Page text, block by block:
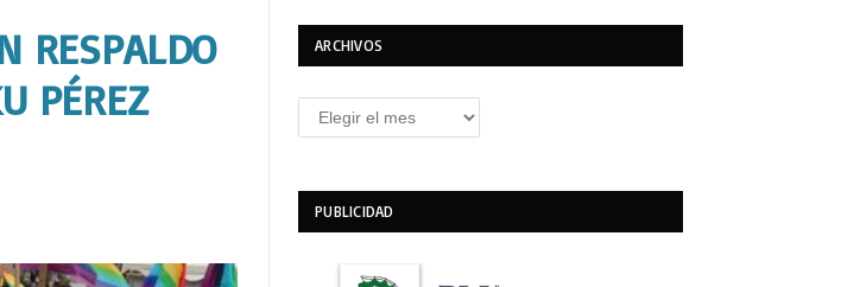
RESPALDO
PÉREZ
ARCHIVOS
Archivos
PUBLICIDAD